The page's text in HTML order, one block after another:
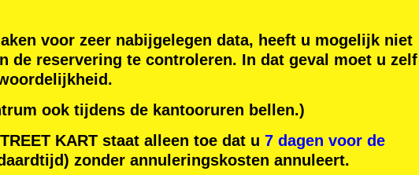
voor zeer nabijgelegen data, heeft u mogelijk niet
de reservering te controleren. In dat geval moet u zelf
ook tijdens de kantooruren bellen.)
KART staat alleen toe dat u 7 dagen voor de
zonder annuleringskosten annuleert.